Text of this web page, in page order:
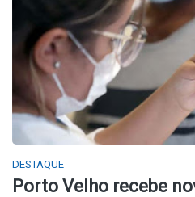
DESTAQUE
Porto Velho recebe